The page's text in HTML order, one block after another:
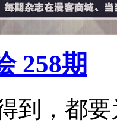
258期
到，都